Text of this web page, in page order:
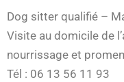
Dog sitter qualifié –
Visite au domicile de
nourrissage et
Tél : 06 13 56 11 93